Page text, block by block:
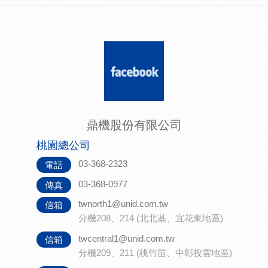
鼎機股份有限公司
桃園總公司
電話 03-368-2323
傳真 03-368-0977
信箱
twnorth1@unid.com.tw
分機208、214 (北北基、宜花東地區)
信箱
twcentral1@unid.com.tw
分機209、211 (桃竹苗、中彰投雲地區)